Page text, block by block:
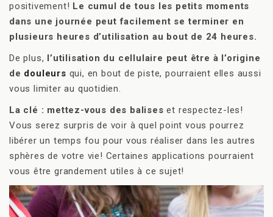
positivement! Le cumul de tous les petits moments
dans une journée peut facilement se terminer en
plusieurs heures d’utilisation au bout de 24 heures.
De plus, l’utilisation du cellulaire peut être à l’origine
de douleurs qui, en bout de piste, pourraient elles aussi
vous limiter au quotidien.
La clé : mettez-vous des balises et respectez-les!
Vous serez surpris de voir à quel point vous pourrez
libérer un temps fou pour vous réaliser dans les autres
sphères de votre vie! Certaines applications pourraient
vous être grandement utiles à ce sujet!